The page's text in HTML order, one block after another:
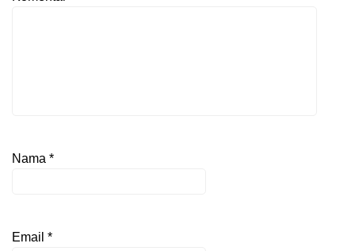
Nama *
Email *